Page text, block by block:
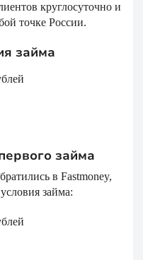
круглосуточно и
точке России.
займа
займа
в Fastmoney,
займа: